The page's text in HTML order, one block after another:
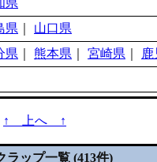
県
県
山口県
県 熊本県 宮崎県
↑ 上へ ↑
ラップ一覧 (413件)